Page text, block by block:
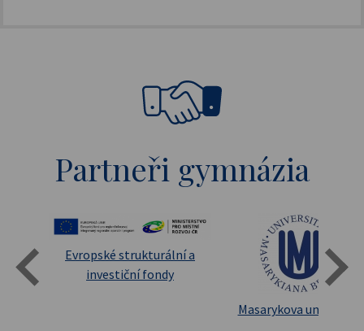
Partneři gymnázia
UK
Evropské strukturální a
investiční fondy
Masarykova universita